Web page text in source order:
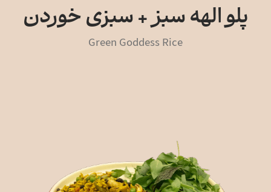
پلو الهه سبز + سبزی خوردن
Green Goddess Rice